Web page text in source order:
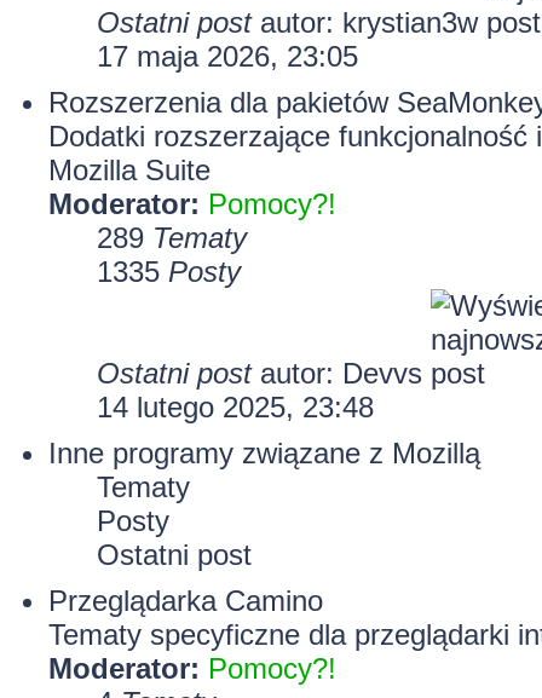
Ostatni postautor: krystian3w
17 maja 2026, 23:05
Rozszerzenia dla pakietów
Dodatki rozszerzające
Mozilla Suite
Moderator: Pomocy?!
289 Tematy
1335 Posty
Ostatni postautor: Devvs
14 lutego 2025, 23:48
Inne programy związane z Mozillą
Tematy
Posty
Ostatni post
Przeglądarka Camino
Tematy specyficzne dla przeglądarki
Moderator: Pomocy?!